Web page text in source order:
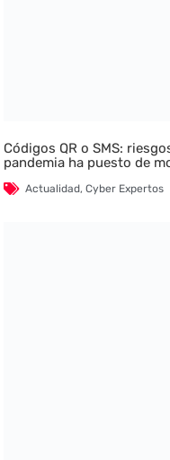
Códigos QR o SMS:
pandemia ha puesto de
Actualidad,Cyber Expertos